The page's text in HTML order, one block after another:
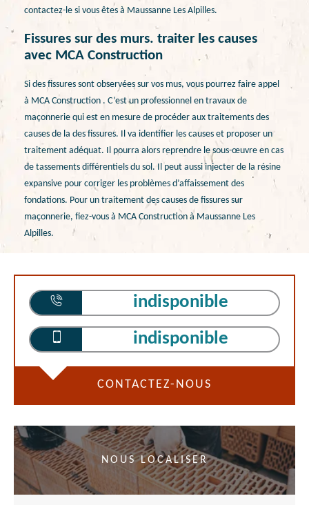
contactez-le si vous êtes à Maussanne Les Alpilles.
Fissures sur des murs. traiter les causes
avec MCA Construction
Si des fissures sont observées sur vos mus, vous pourrez faire appel
à MCA Construction . C’est un professionnel en travaux de
maçonnerie qui est en mesure de procéder aux traitements des
causes de la des fissures. Il va identifier les causes et proposer un
traitement adéquat. Il pourra alors reprendre le sous-œuvre en cas
de tassements différentiels du sol. Il peut aussi injecter de la résine
expansive pour corriger les problèmes d’affaissement des
fondations. Pour un traitement des causes de fissures sur
maçonnerie, fiez-vous à MCA Construction à Maussanne Les
Alpilles.
indisponible
indisponible
CONTACTEZ-NOUS
NOUS LOCALISER